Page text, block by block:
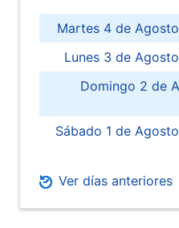
Martes 4 de
Lunes 3 de
Domingo 2 de
Sábado 1 de
Ver días anteriores